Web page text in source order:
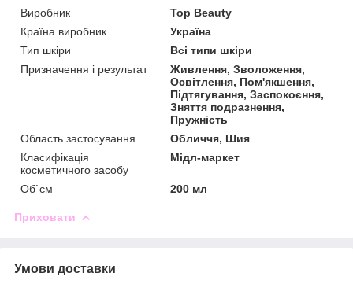
Виробник
Top Beauty
Країна виробник
Україна
Тип шкіри
Всі типи шкіри
Призначення і результат
Живлення, Зволоження,
Освітлення, Пом'якшення,
Підтягування, Заспокоєння,
Зняття подразнення,
Пружність
Область застосування
Обличчя, Шия
Класифікація
косметичного засобу
Мідл-маркет
Об`єм 200 мл
Приховати
Умови доставки